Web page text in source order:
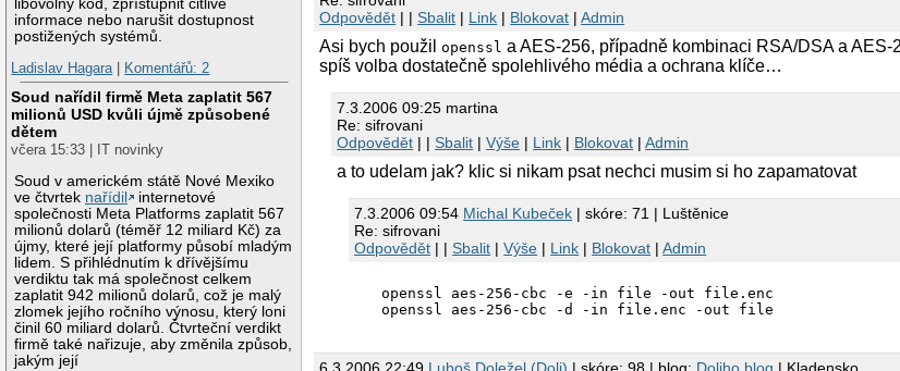
libovolný kód, zpřístupnit citlivé
informace nebo narušit dostupnost
postižených systémů.
Ladislav Hagara| Komentářů: 2
Soud nařídil firmě Meta zaplatit 567
milionů USD kvůli újmě způsobené
dětem
včera 15:33 | IT novinky
Soud v americkém státě Nové Mexiko
ve čtvrtek nařídil
internetové
společnosti Meta Platforms zaplatit 567
milionů dolarů (téměř 12 miliard Kč) za
újmy, které její platformy působí mladým
lidem. S přihlédnutím k dřívějšímu
verdiktu tak má společnost celkem
zaplatit 942 milionů dolarů, což je malý
zlomek jejího ročního výnosu, který loni
činil 60 miliard dolarů. Čtvrteční verdikt
firmě také nařizuje, aby změnila způsob,
jakým její
Odpovědět | |Sbalit | Link | Blokovat |Admin
Asi bych použilopenssl a AES-256, případně kombinaci RSA/DSA a AES-
spíš volba dostatečně spolehlivého média a ochrana klíče…
7.3.2006 09:25 martina
Re: sifrovani
Odpovědět | |Sbalit |Výše | Link | Blokovat |Admin
a to udelam jak? klic si nikam psat nechci musim si ho zapamatovat
7.3.2006 09:54 Michal Kubeček | skóre: 71 | Luštěnice
Re: sifrovani
Odpovědět | |Sbalit |Výše | Link | Blokovat |Admin
  openssl aes-256-cbc -e -in file -out file.enc